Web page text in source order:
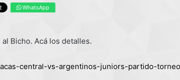
WhatsApp
Bicho. Acá los detalles.
central-vs-argentinos-juniors-partido-